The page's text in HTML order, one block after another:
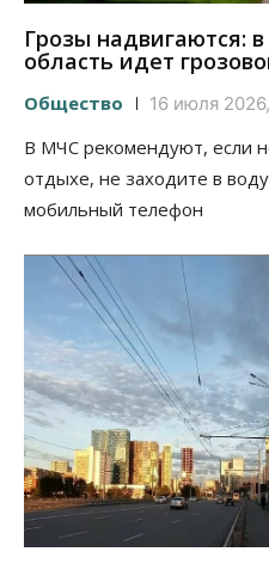
Грозы надвигаются:
область идет
Общество 16 июля
В МЧС рекомендуют, если
отдыхе, не заходите в
мобильный телефон